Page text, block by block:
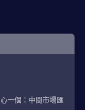
一個：中間市場匯